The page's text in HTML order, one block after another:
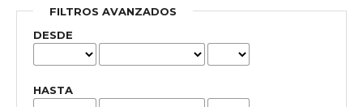
FILTROS AVANZADOS
DESDE
HASTA